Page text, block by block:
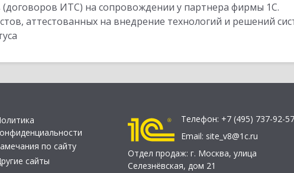
(договоров ИТС) на сопровождении у партнера фирмы 1С.
аттестованных на внедрение технологий и решений
по сайту
сайты
Телефон: +7 (495) 737-92-57
Email: site_v8@1c.ru
Отдел продаж: г. Москва, улица
Селезнёвская, дом 21